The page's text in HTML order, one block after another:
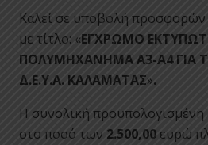
Καλεί σε υποβολή προσφορών
με τίτλο: «ΕΓΧΡΩΜΟ
ΠΟΛΥΜΗΧΑΝΗΜΑ Α3-Α4 ΓΙΑ
Δ.Ε.Υ.Α. ΚΑΛΑΜΑΤΑΣ».
Η συνολική προϋπολογισμένη
στο ποσό των 2.500,00 ευρώ